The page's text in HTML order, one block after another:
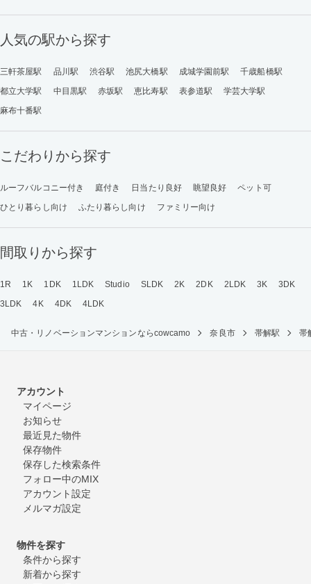
人気の駅から探す
三軒茶屋駅 品川駅 渋谷駅 池尻大橋駅 成城学園前駅
千歳船橋駅
都立大学駅
中目黒駅 赤坂駅 恵比寿駅 表参道駅
学芸大学駅
麻布十番駅
こだわりから探す
ルーフバルコニー付き 庭付き 日当たり良好 眺望良好
ペット可
ひとり暮らし向け
ふたり暮らし向け ファミリー向け
間取りから探す
1R 1K 1DK 1LDK Studio SLDK 2K 2DK 2LDK 3K
3DK
3LDK
4K 4DK 4LDK
中古・リノベーションマンションならcowcamo 奈良市 帯解駅 帯
アカウント
マイページ
お知らせ
最近見た物件
保存物件
保存した検索条件
フォロー中のMIX
アカウント設定
メルマガ設定
物件を探す
条件から探す
新着から探す